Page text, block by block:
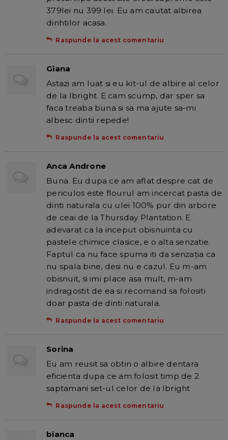
379lei nu 399 lei. Eu am cautat albirea
dinhtilor acasa.
Raspunde la acest comentariu
Giana
Astazi am luat si eu kit-ul de albire al celor
de la Ibright. E cam scump, dar sper sa
faca treaba buna si sa ma ajute sa-mi
albesc dintii repede!
Raspunde la acest comentariu
Anca Androne
Buna. Eu dupa ce am aflat despre cat de
periculos este flourul am incercat pasta de
dinti naturala cu ulei 100% pur din arbore
de ceai de la Thursday Plantation. E
adevarat ca la inceput obisnuinta cu
pastele chimice clasice, e o alta senzatie.
Faptul ca nu face spuma iti da senzația ca
nu spala bine, desi nu e cazul. Eu m-am
obisnuit, si imi place asa mult, m-am
indragostit de ea si recomand sa folositi
doar pasta de dinti naturala.
Raspunde la acest comentariu
Sorina
Eu am reusit sa obtin o albire dentara
eficienta dupa ce am folosit timp de 2
saptamani set-ul celor de la Ibright
Raspunde la acest comentariu
bianca